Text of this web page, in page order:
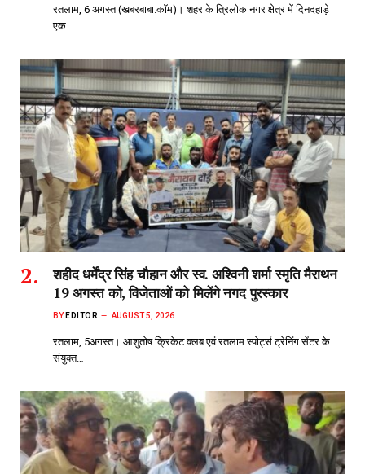
रतलाम, 6 अगस्त (खबरबाबा.कॉम)। शहर के त्रिलोक नगर क्षेत्र में दिनदहाड़े
एक…
शहीद धर्मेंद्र सिंह चौहान और स्व. अश्विनी शर्मा स्मृति मैराथन
19 अगस्त को, विजेताओं को मिलेंगे नगद पुरस्कार
BY EDITOR AUGUST 5, 2026
रतलाम, 5अगस्त। आशुतोष क्रिकेट क्लब एवं रतलाम स्पोर्ट्स ट्रेनिंग सेंटर के
संयुक्त…